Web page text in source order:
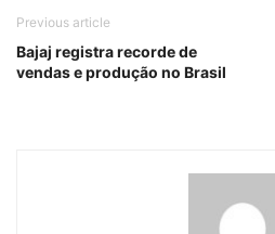
Previous article
Bajaj registra recorde de
vendas e produção no Brasil